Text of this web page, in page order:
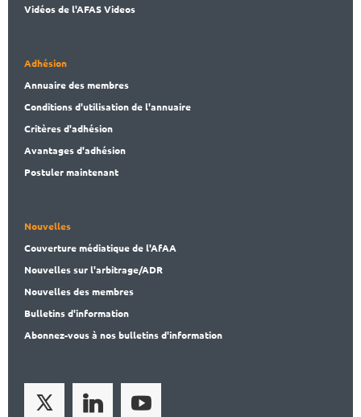
Vidéos de l'AFAS Videos
Adhésion
Annuaire des membres
Conditions d'utilisation de l'annuaire
Critères d'adhésion
Avantages d'adhésion
Postuler maintenant
Nouvelles
Couverture médiatique de l'AfAA
Nouvelles sur l'arbitrage/ADR
Nouvelles des membres
Bulletins d'information
Abonnez-vous à nos bulletins d'information